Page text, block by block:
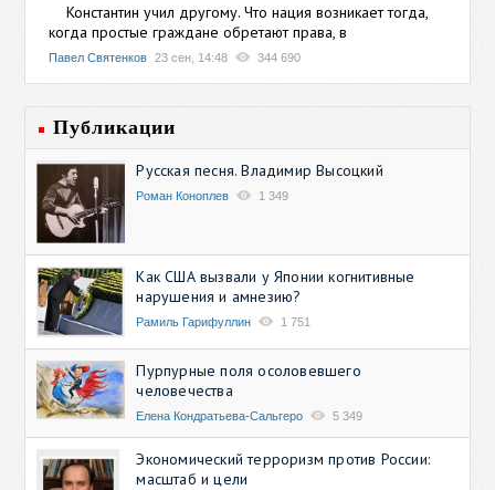
Константин учил другому. Что нация возникает тогда,
когда простые граждане обретают права, в
Павел Святенков 23 сен, 14:48 344 690
Публикации
Русская песня. Владимир Высоцкий
Роман Коноплев 1 349
Как США вызвали у Японии когнитивные
нарушения и амнезию?
Рамиль Гарифуллин 1 751
Пурпурные поля осоловевшего
человечества
Елена Кондратьева-Сальгеро 5 349
Экономический терроризм против России:
масштаб и цели